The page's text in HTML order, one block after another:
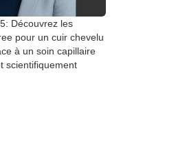
Découvrez les
pour un cuir chevelu
à un soin capillaire
scientifiquement